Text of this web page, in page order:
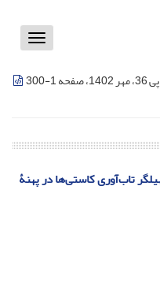
Toggle
تاب‌آوری کاستی‌ها در پهنۀ